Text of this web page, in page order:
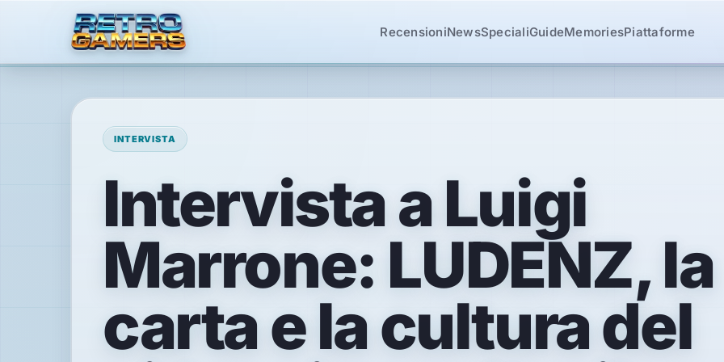
RecensioniNewsSpecialiGuideMemoriesPiattaforme
MENU
Registrati
Recensioni
INTERVISTA
Intervista a Luigi
Marrone: LUDENZ, la
carta e la cultura del